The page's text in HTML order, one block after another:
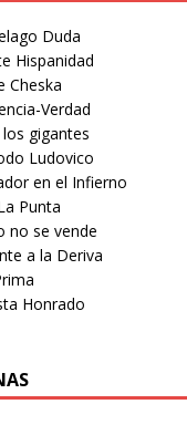
Duda
Hispanidad
Cheska
Verdad
gigantes
Ludovico
en el Infierno
Punta
no se vende
a la Deriva
Honrado